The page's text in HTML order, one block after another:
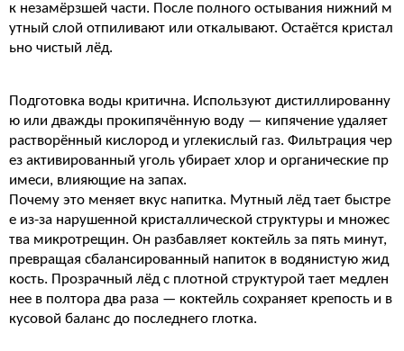
к незамёрзшей части. После полного остывания нижний м
утный слой отпиливают или откалывают. Остаётся кристал
ьно чистый лёд.
Подготовка воды критична. Используют дистиллированну
ю или дважды прокипячённую воду — кипячение удаляет
растворённый кислород и углекислый газ. Фильтрация чер
ез активированный уголь убирает хлор и органические пр
имеси, влияющие на запах.
Почему это меняет вкус напитка. Мутный лёд тает быстре
е из-за нарушенной кристаллической структуры и множес
тва микротрещин. Он разбавляет коктейль за пять минут,
превращая сбалансированный напиток в водянистую жид
кость. Прозрачный лёд с плотной структурой тает медлен
нее в полтора два раза — коктейль сохраняет крепость и в
кусовой баланс до последнего глотка.